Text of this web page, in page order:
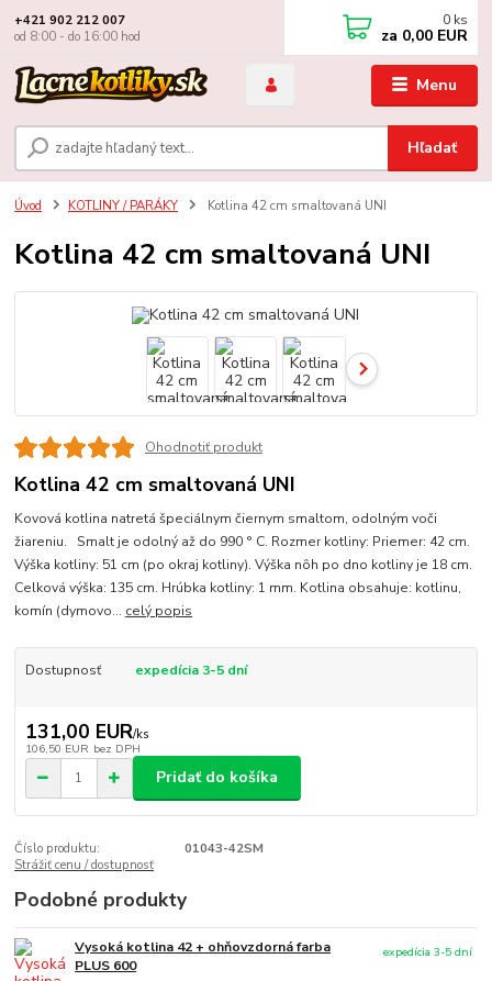
Menu
Hľadať
+421 902 212 007
od 8:00 - do 16:00 hod
0 ks
za 0,00 EUR
Úvod KOTLINY / PARÁKY Kotlina 42 cm smaltovaná UNI
Kotlina 42 cm smaltovaná UNI
Ohodnotiť produkt
Kotlina 42 cm smaltovaná UNI
Kovová kotlina natretá špeciálnym čiernym smaltom, odolným voči
žiareniu. Smalt je odolný až do 990 ° C. Rozmer kotliny: Priemer: 42 cm.
Výška kotliny: 51 cm (po okraj kotliny). Výška nôh po dno kotliny je 18 cm.
Celková výška: 135 cm. Hrúbka kotliny: 1 mm. Kotlina obsahuje: kotlinu,
komín (dymovo... celý popis
Dostupnosť expedícia 3-5 dní
131,00 EUR/ks
106,50 EUR bez DPH
Pridať do košíka
Číslo produktu:
01043-42SM
Strážiť cenu / dostupnosť
Podobné produkty
Vysoká kotlina 42 + ohňovzdorná farba
PLUS 600
expedícia 3-5 dní